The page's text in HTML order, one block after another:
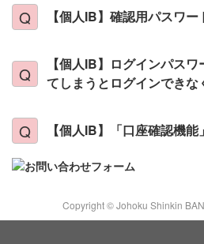
【個人IB】確認用パスワー
【個人IB】ログインパス
てしまうとログインできな
【個人IB】「口座確認機能
Copyright © Johoku Shinkin